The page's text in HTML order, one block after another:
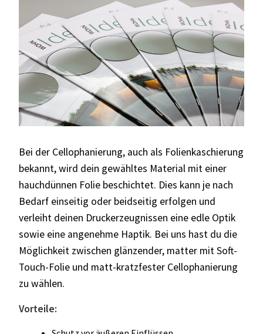
Bei der Cellophanierung, auch als Folienkaschierung
bekannt, wird dein gewähltes Material mit einer
hauchdünnen Folie beschichtet. Dies kann je nach
Bedarf einseitig oder beidseitig erfolgen und
verleiht deinen Druckerzeugnissen eine edle Optik
sowie eine angenehme Haptik. Bei uns hast du die
Möglichkeit zwischen glänzender, matter mit Soft-
Touch-Folie und matt-kratzfester Cellophanierung
zu wählen.
Vorteile: